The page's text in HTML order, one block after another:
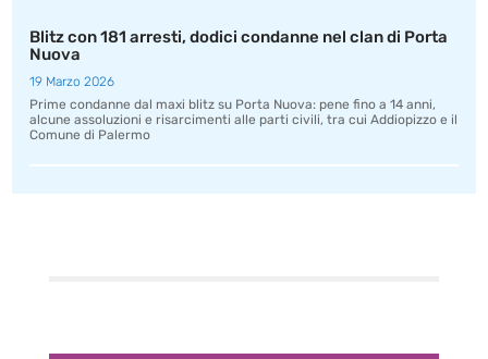
Blitz con 181 arresti, dodici condanne nel clan di Porta
Nuova
19 Marzo 2026
Prime condanne dal maxi blitz su Porta Nuova: pene fino a 14 anni,
alcune assoluzioni e risarcimenti alle parti civili, tra cui Addiopizzo e il
Comune di Palermo